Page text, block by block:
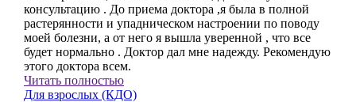
консультацию . До приема доктора ,я была в полной
растерянности и упадническом настроении по поводу
моей болезни, а от него я вышла уверенной , что все
будет нормально . Доктор дал мне надежду. Рекомендую
этого доктора всем.
Читать полностью
Для взрослых (КДО)